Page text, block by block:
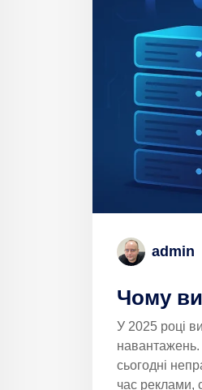
admin
Чому
У 2025 році
навантажень.
сьогодні
час реклами,